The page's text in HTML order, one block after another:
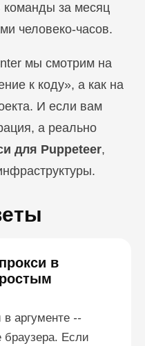
команды за месяц
человеко-часов.
мы смотрим на
к коду», а как на
И если вам
а реально
для Puppeteer,
в
аргументе --
браузера. Если